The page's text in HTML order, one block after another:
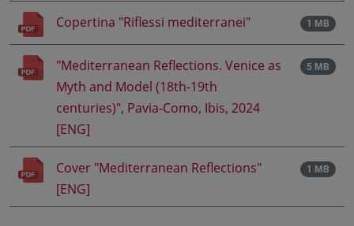
Copertina "Riflessi mediterranei" 1 MB
"Mediterranean Reflections. Venice as
Myth and Model (18th-19th
centuries)", Pavia-Como, Ibis, 2024
[ENG]
5 MB
Cover "Mediterranean Reflections"
[ENG]
1 MB